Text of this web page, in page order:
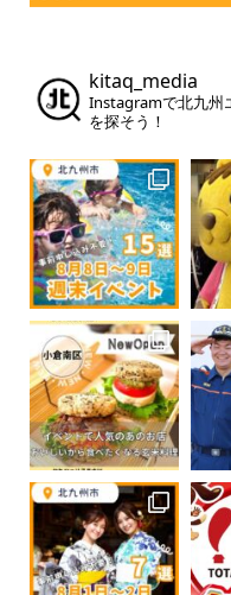
kitaq_media
Instagramで北九州
を探そう！